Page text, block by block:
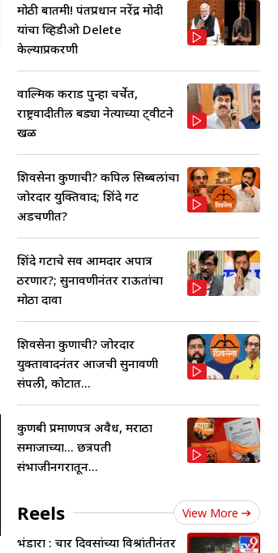
मोठी बातमी! पंतप्रधान नरेंद्र मोदी
यांचा व्हिडीओ Delete
केल्याप्रकरणी
वाल्मिक कराड पुन्हा चर्चेत,
राष्ट्रवादीतील बड्या नेत्याच्या ट्वीटने
खळ
शिवसेना कुणाची? कपिल सिब्बलांचा
जोरदार युक्तिवाद; शिंदे गट
अडचणीत?
शिंदे गटाचे सर्व आमदार अपात्र
ठरणार?; सुनावणीनंतर राऊतांचा
मोठा दावा
शिवसेना कुणाची? जोरदार
युक्तावादनंतर आजची सुनावणी
संपली, कोर्टात...
कुणबी प्रमाणपत्र अवैध, मराठा
समाजाच्या... छत्रपती
संभाजीनगरातून...
Reels View More
भंडारा : चार दिवसांच्या विश्रांतीनंतर